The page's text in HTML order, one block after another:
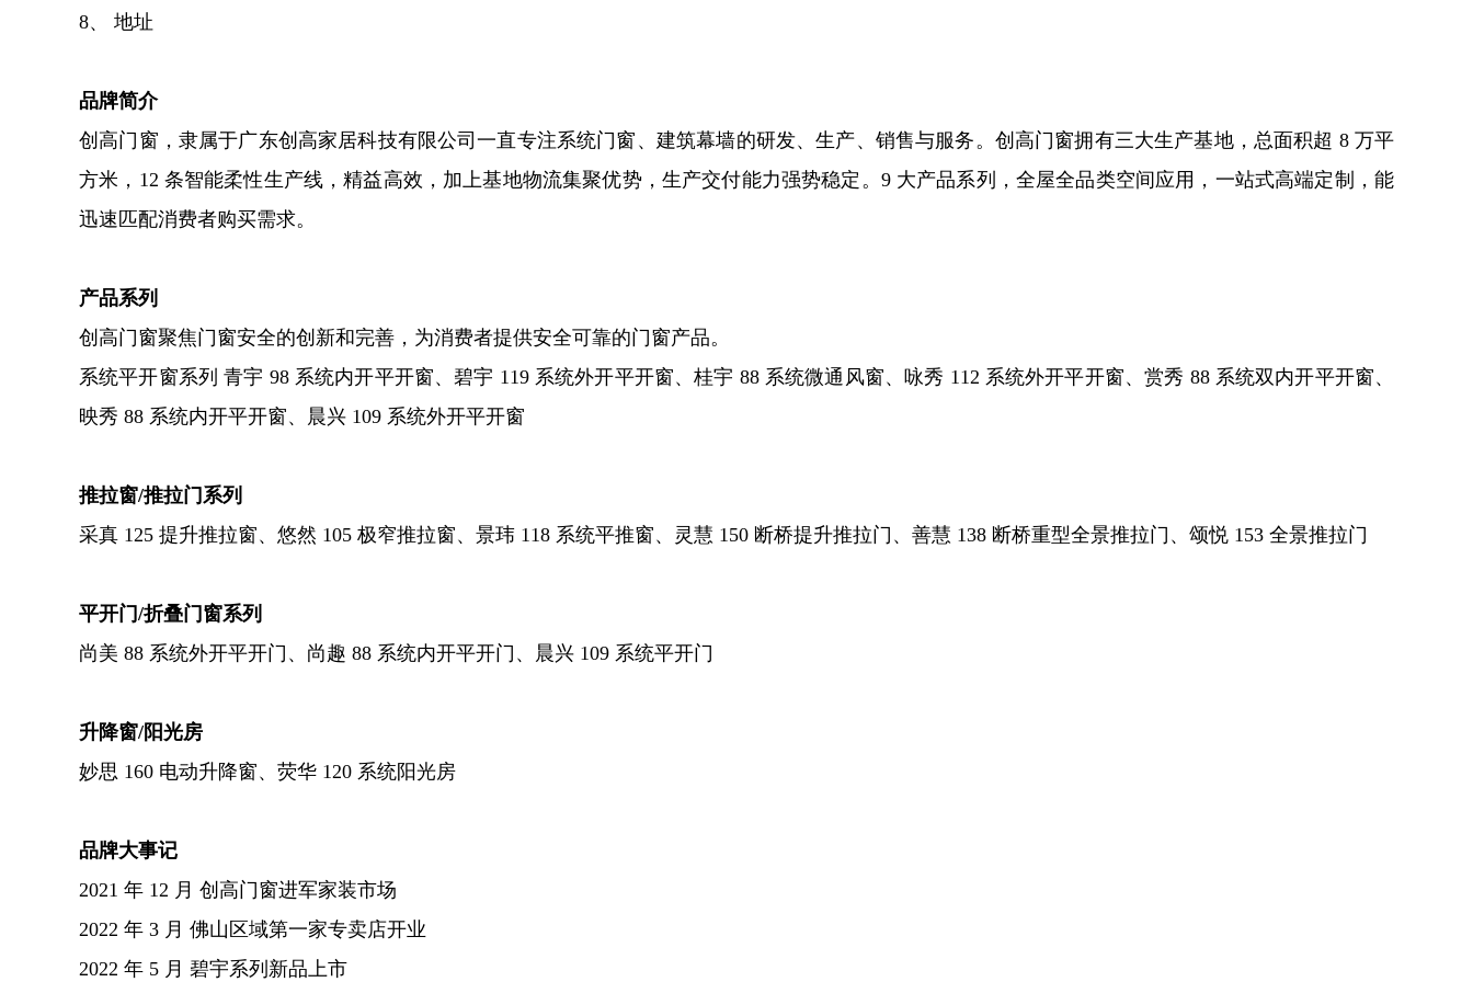
8、 地址
品牌简介
创高门窗，隶属于广东创高家居科技有限公司一直专注系统门窗、建筑幕墙的研发、生产、销售与服务。创高门窗拥有三大生产基地，总面积超 8 万平
方米，12 条智能柔性生产线，精益高效，加上基地物流集聚优势，生产交付能力强势稳定。9 大产品系列，全屋全品类空间应用，一站式高端定制，能
迅速匹配消费者购买需求。
产品系列
创高门窗聚焦门窗安全的创新和完善，为消费者提供安全可靠的门窗产品。
系统平开窗系列 青宇 98 系统内开平开窗、碧宇 119 系统外开平开窗、桂宇 88 系统微通风窗、咏秀 112 系统外开平开窗、赏秀 88 系统双内开平开窗、
映秀 88 系统内开平开窗、晨兴 109 系统外开平开窗
推拉窗/推拉门系列
采真 125 提升推拉窗、悠然 105 极窄推拉窗、景玮 118 系统平推窗、灵慧 150 断桥提升推拉门、善慧 138 断桥重型全景推拉门、颂悦 153 全景推拉门
平开门/折叠门窗系列
尚美 88 系统外开平开门、尚趣 88 系统内开平开门、晨兴 109 系统平开门
升降窗/阳光房
妙思 160 电动升降窗、荧华 120 系统阳光房
品牌大事记
2021 年 12 月 创高门窗进军家装市场
2022 年 3 月 佛山区域第一家专卖店开业
2022 年 5 月 碧宇系列新品上市